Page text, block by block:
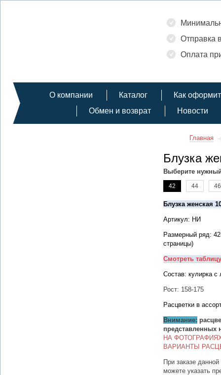
Отправка
Оплата
О компании Каталог
Как
Обмен и возврат
Новости
Главная
Блузка
Выберите
42 44 46
Блузка женская
Артикул: НИ
Размерный ряд:
страницы)
Смотреть
Состав: кулирка с
Рост: 158-175
Расцветки в
Внимание:
представленных
НА
ВАРИАНТЫ
При заказе
можете указать